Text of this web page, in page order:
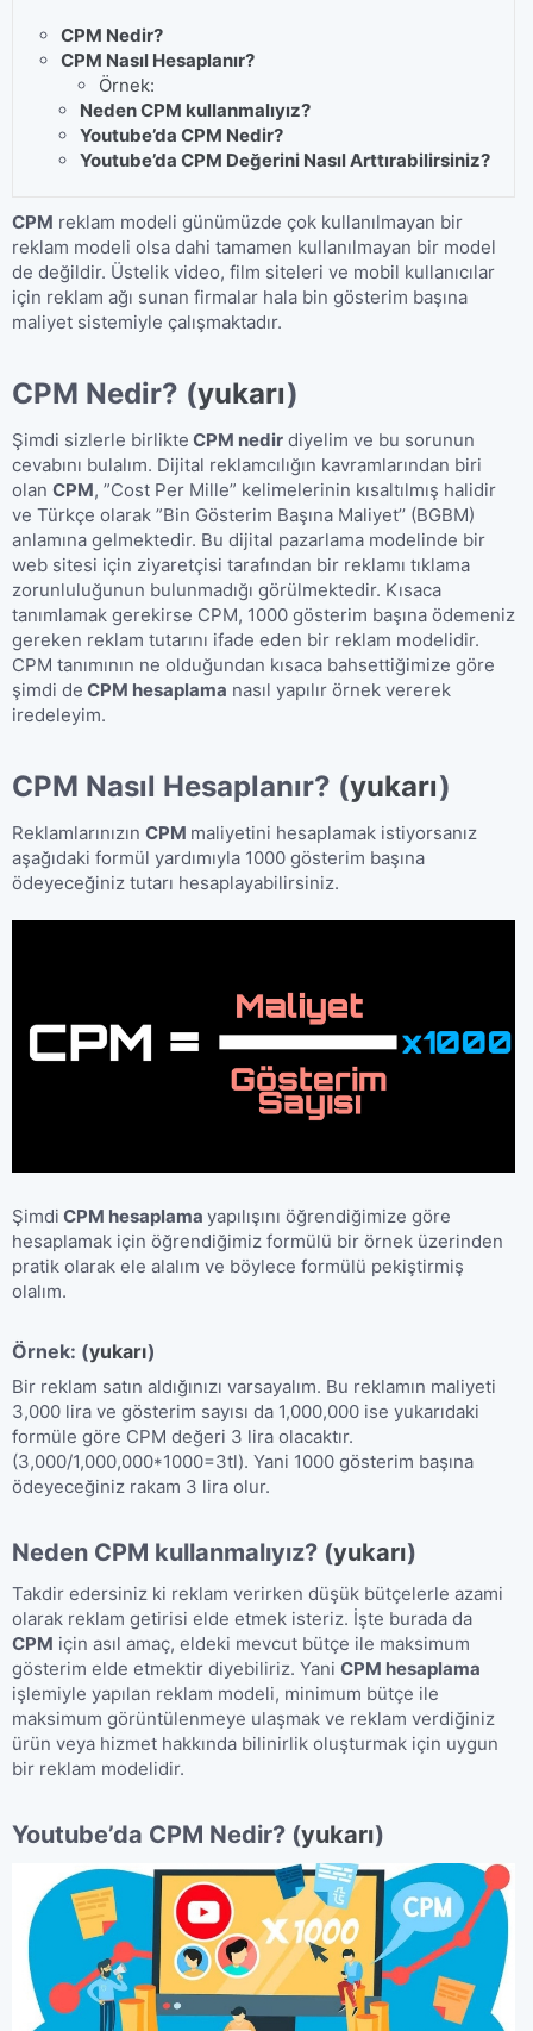
CPM Nedir?
CPM Nasıl Hesaplanır?
Örnek:​
Neden CPM kullanmalıyız?
Youtube’da CPM Nedir?
Youtube’da CPM Değerini Nasıl Arttırabilirsiniz?
CPM reklam modeli günümüzde çok kullanılmayan bir
reklam modeli olsa dahi tamamen kullanılmayan bir model
de değildir. Üstelik video, film siteleri ve mobil kullanıcılar
için reklam ağı sunan firmalar hala bin gösterim başına
maliyet sistemiyle çalışmaktadır.
CPM Nedir? (yukarı)
Şimdi sizlerle birlikte CPM nedir diyelim ve bu sorunun
cevabını bulalım. Dijital reklamcılığın kavramlarından biri
olan CPM, ”Cost Per Mille” kelimelerinin kısaltılmış halidir
ve Türkçe olarak ”Bin Gösterim Başına Maliyet’’ (BGBM)
anlamına gelmektedir. Bu dijital pazarlama modelinde bir
web sitesi için ziyaretçisi tarafından bir reklamı tıklama
zorunluluğunun bulunmadığı görülmektedir. Kısaca
tanımlamak gerekirse CPM, 1000 gösterim başına ödemeniz
gereken reklam tutarını ifade eden bir reklam modelidir.
CPM tanımının ne olduğundan kısaca bahsettiğimize göre
şimdi de CPM hesaplama nasıl yapılır örnek vererek
iredeleyim.
CPM Nasıl Hesaplanır? (yukarı)
Reklamlarınızın CPM maliyetini hesaplamak istiyorsanız
aşağıdaki formül yardımıyla 1000 gösterim başına
ödeyeceğiniz tutarı hesaplayabilirsiniz.
Şimdi CPM hesaplama yapılışını öğrendiğimize göre
hesaplamak için öğrendiğimiz formülü bir örnek üzerinden
pratik olarak ele alalım ve böylece formülü pekiştirmiş
olalım.
Örnek:​ (yukarı)
Bir reklam satın aldığınızı varsayalım. Bu reklamın maliyeti
3,000 lira ve gösterim sayısı da 1,000,000 ise yukarıdaki
formüle göre CPM değeri 3 lira olacaktır.
(3,000/1,000,000*1000=3tl). Yani 1000 gösterim başına
ödeyeceğiniz rakam 3 lira olur.
Neden CPM kullanmalıyız? (yukarı)
Takdir edersiniz ki reklam verirken düşük bütçelerle azami
olarak reklam getirisi elde etmek isteriz. İşte burada da
CPM için asıl amaç, eldeki mevcut bütçe ile maksimum
gösterim elde etmektir diyebiliriz. Yani CPM hesaplama
işlemiyle yapılan reklam modeli, minimum bütçe ile
maksimum görüntülenmeye ulaşmak ve reklam verdiğiniz
ürün veya hizmet hakkında bilinirlik oluşturmak için uygun
bir reklam modelidir.
Youtube’da CPM Nedir? (yukarı)